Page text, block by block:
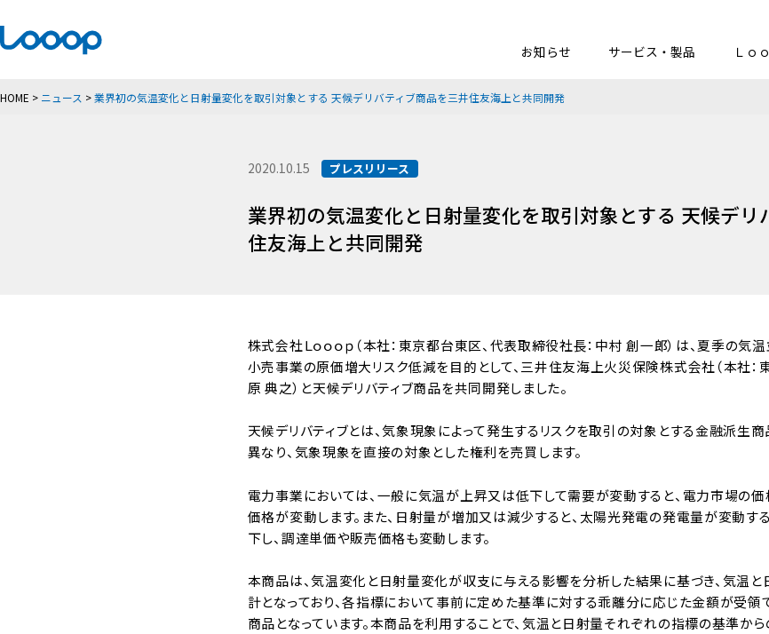
お知らせ
サービス・製品 Ｌｏ
HOME > ニュース >業界初の気温変化と日射量変化を取引対象とする 天候デリバティブ商品を三井住友海上と共同開発
2020.10.15 プレスリリース
業界初の気温変化と日射量変化を取引対象とする 天候デリ
住友海上と共同開発
株式会社Ｌｏｏｏｐ（本社：東京都台東区、代表取締役社長：中村 創一郎）は、夏季の
小売事業の原価増大リスク低減を目的として、三井住友海上火災保険株式会社（本社：
原 典之）と天候デリバティブ商品を共同開発しました。
天候デリバティブとは、気象現象によって発生するリスクを取引の対象とする金融派生
異なり、気象現象を直接の対象とした権利を売買します。
電力事業においては、一般に気温が上昇又は低下して需要が変動すると、電力市場の
価格が変動します。また、日射量が増加又は減少すると、太陽光発電の発電量が変動す
下し、調達単価や販売価格も変動します。
本商品は、気温変化と日射量変化が収支に与える影響を分析した結果に基づき、気温
計となっており、各指標において事前に定めた基準に対する乖離分に応じた金額が受
商品となっています。本商品を利用することで、気温と日射量それぞれの指標の基準か